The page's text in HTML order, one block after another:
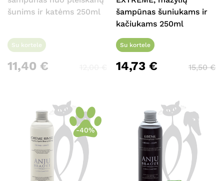
šunims ir katėms 250ml
Su kortele
11,40 €
šampūnas šuniukams ir
kačiukams 250ml
Su kortele
14,73€ 15,50€
-40%